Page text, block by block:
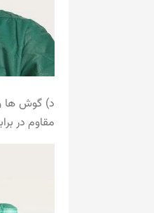
د) گوش ها
مقاوم در